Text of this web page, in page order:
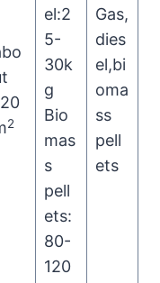
2
el:2
5-
30k
g
Bio
mas
s
pell
ets:
80-
120
Gas,
dies
el,bi
oma
ss
pell
ets